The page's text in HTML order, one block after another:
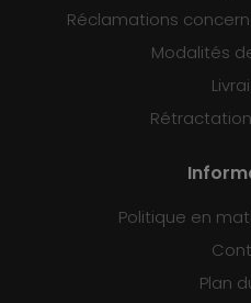
Réclamations
Modalités
Politique en
Plan